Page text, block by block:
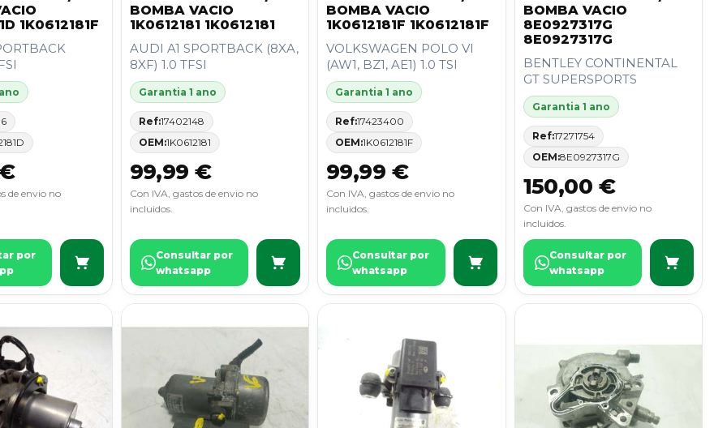
1K0612181F
de envio no
por
BOMBA VACIO
1K0612181 1K0612181
AUDI A1 SPORTBACK (8XA,
8XF) 1.0 TFSI
Garantia 1 ano
Ref:17402148
OEM:1K0612181
99,99 €
Con IVA, gastos de envio no
incluidos.
Consultar por
whatsapp
BOMBA VACIO
1K0612181F 1K0612181F
VOLKSWAGEN POLO VI
(AW1, BZ1, AE1) 1.0 TSI
Garantia 1 ano
Ref:17423400
OEM:1K0612181F
99,99 €
Con IVA, gastos de envio no
incluidos.
Consultar por
whatsapp
BOMBA VACIO
8E0927317G
8E0927317G
BENTLEY CONTINENTAL
GT SUPERSPORTS
Garantia 1 ano
Ref:17271754
OEM:8E0927317G
150,00 €
Con IVA, gastos de envio no
incluidos.
Consultar por
whatsapp